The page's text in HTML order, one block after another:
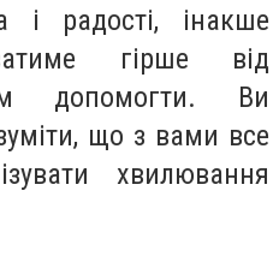
і радості, інакше
гірше від
допомогти. Ви
що з вами все
хвилювання